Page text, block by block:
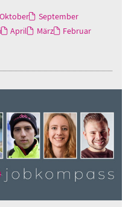
Oktober
September
April März
Februar